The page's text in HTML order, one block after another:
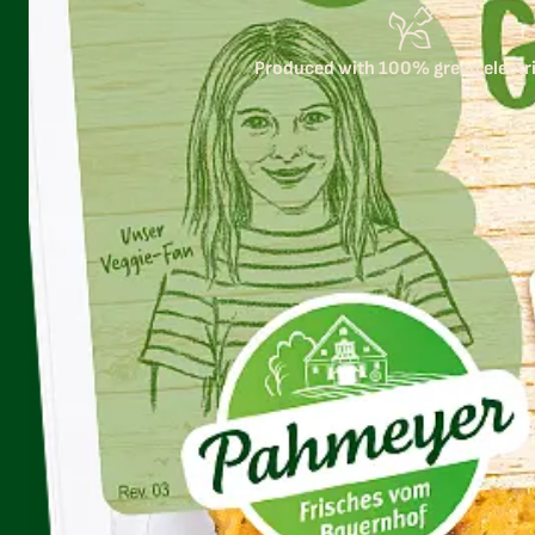
Produced with 100% green